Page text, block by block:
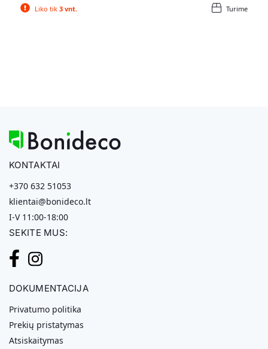
Liko tik 3 vnt. Turime
KONTAKTAI
+370 632 51053
klientai@bonideco.lt
I-V 11:00-18:00
SEKITE MUS:
DOKUMENTACIJA
Privatumo politika
Prekių pristatymas
Atsiskaitymas